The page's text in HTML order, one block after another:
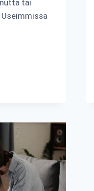
tai